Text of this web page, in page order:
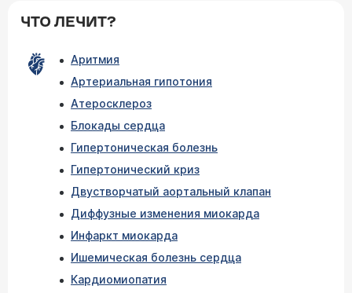
ЧТО ЛЕЧИТ?
Аритмия
Артериальная гипотония
Атеросклероз
Блокады сердца
Гипертоническая болезнь
Гипертонический криз
Двустворчатый аортальный клапан
Диффузные изменения миокарда
Инфаркт миокарда
Ишемическая болезнь сердца
Кардиомиопатия